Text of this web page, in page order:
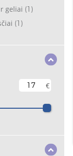
geliai (1)
(1)
€